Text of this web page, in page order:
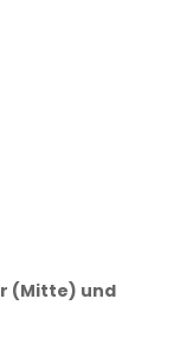
(Mitte) und